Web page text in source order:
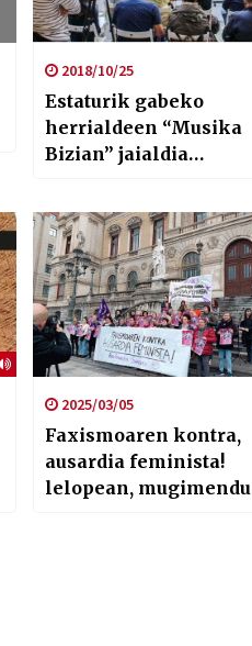
2018/10/25
Estaturik gabeko
herrialdeen “Musika
Bizian” jaialdia
2025/03/05
Faxismoaren kontra,
ausardia feminista!
lelopean, mugimendu